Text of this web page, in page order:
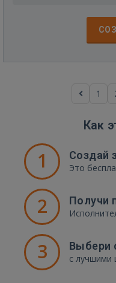
1
Как
1 Создай
Это
2 Получи
3 Выбери
с лучшими